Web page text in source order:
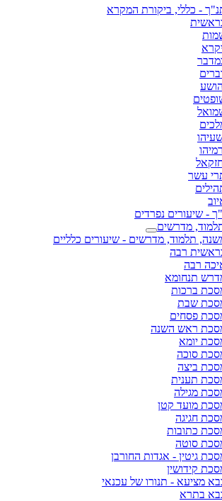
- כללי, ביקורת המקרא
עשר
- שיעורים נפרדים
מדרשים
תלמוד, מדרשים - שיעורים כלליים
רבה
רבה
תנחומא
ברכות
שבת
פסחים
ראש השנה
יומא
סוכה
ביצה
תענית
מגילה
מועד קטן
חגיגה
כתובות
סוטה
גיטין - אגדות החורבן
קידושין
מציעא - תנורו של עכנאי
בתרא